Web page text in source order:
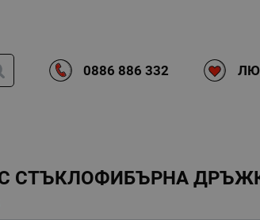
0886 886 332
СТЪКЛОФИБЪРНА